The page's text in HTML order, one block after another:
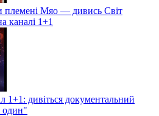
племені Мяо — дивись Світ
каналі 1+1
1+1: дивіться документальний
один"